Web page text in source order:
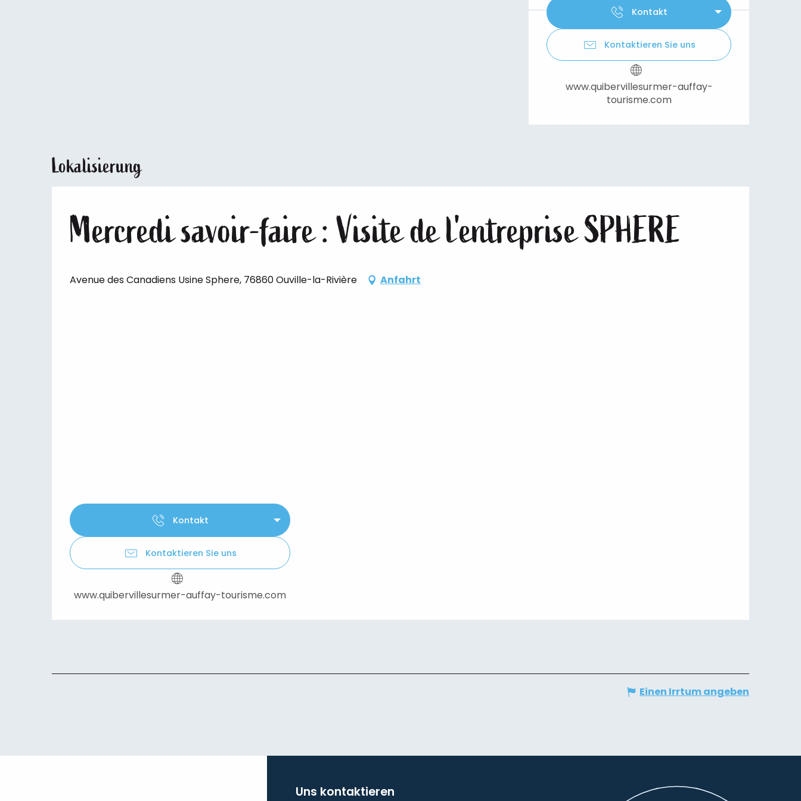
Kontakt
Kontaktieren Sie uns
www.quibervillesurmer-auffay-
tourisme.com
Lokalisierung
Mercredi savoir-faire : Visite de l'entreprise SPHERE
Avenue des Canadiens Usine Sphere, 76860 Ouville-la-Rivière Anfahrt
Kontakt
Kontaktieren Sie uns
www.quibervillesurmer-auffay-tourisme.com
Einen Irrtum angeben
Uns kontaktieren